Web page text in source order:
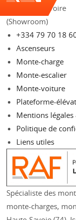
73490 La Ravoire
(Showroom)
+334 79 70 18
Ascenseurs
Monte-charge
Monte-escalier
Monte-voiture
Plateforme-
Mentions légales
Politique de
Liens utiles
Spécialiste des
monte-charges,